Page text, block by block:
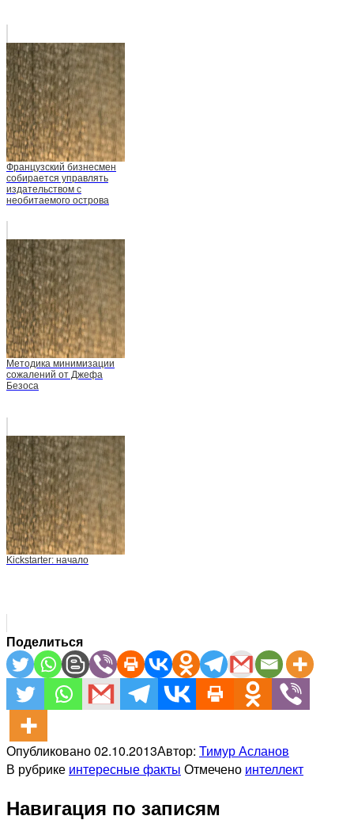
Французский бизнесмен
собирается управлять
издательством с
необитаемого острова
Методика минимизации
сожалений от Джефа
Безоса
Kickstarter: начало
Поделиться
Опубликовано02.10.2013Автор: Тимур Асланов
В рубрике интересные факты Отмечено интеллект
Навигация по записям